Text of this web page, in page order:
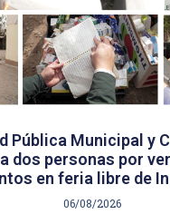
Pública Municipal y
dos personas por
en feria libre de
06/08/2026